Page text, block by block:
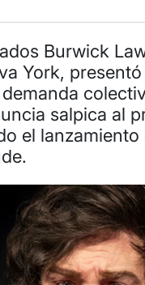
Burwick
York,
salpica al
el